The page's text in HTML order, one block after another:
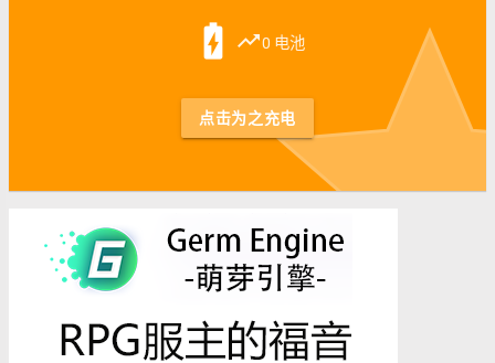
battery_charging_full trending_up0 电池
点击为之充电